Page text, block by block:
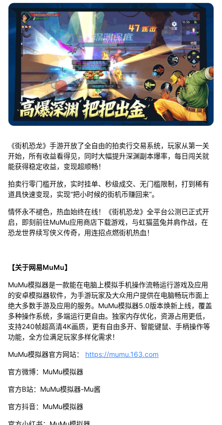
《街机恐龙》手游开放了全自由的拍卖行交易系统，玩家从第一关
开始，所有收益看得见，同时大幅提升深渊副本爆率，每日闯关就
能获得稳定收益，变现超顺畅！
拍卖行零门槛开放，实时挂单、秒级成交、无门槛限制，打到稀有
道具快速变现，实现“把小时候的街机币赚回来”。
情怀永不褪色，热血始终在线！《街机恐龙》全平台公测已正式开
启，即刻前往MuMu应用商店下载游戏，与虹猫蓝兔并肩作战，在
恐龙世界续写侠义传奇，用连招点燃街机热血！
【关于网易MuMu】
MuMu模拟器是一款能在电脑上模拟手机操作流畅运行游戏及应用
的安卓模拟器软件，为手游玩家及大众用户提供在电脑畅玩市面上
绝大多数手游及应用的服务。MuMu模拟器5.0版本焕新上线，覆盖
多种操作系统，多端运行更自由。独家内存优化，资源占用更低，
支持240帧超高清4K画质，更有自由多开、智能键鼠、手柄操作等
功能，全方位满足玩家多样化需求！
MuMu模拟器官方网站： https://mumu.163.com
官方微博：MuMu模拟器
官方B站：MuMu模拟器-Mu酱
官方抖音：MuMu模拟器